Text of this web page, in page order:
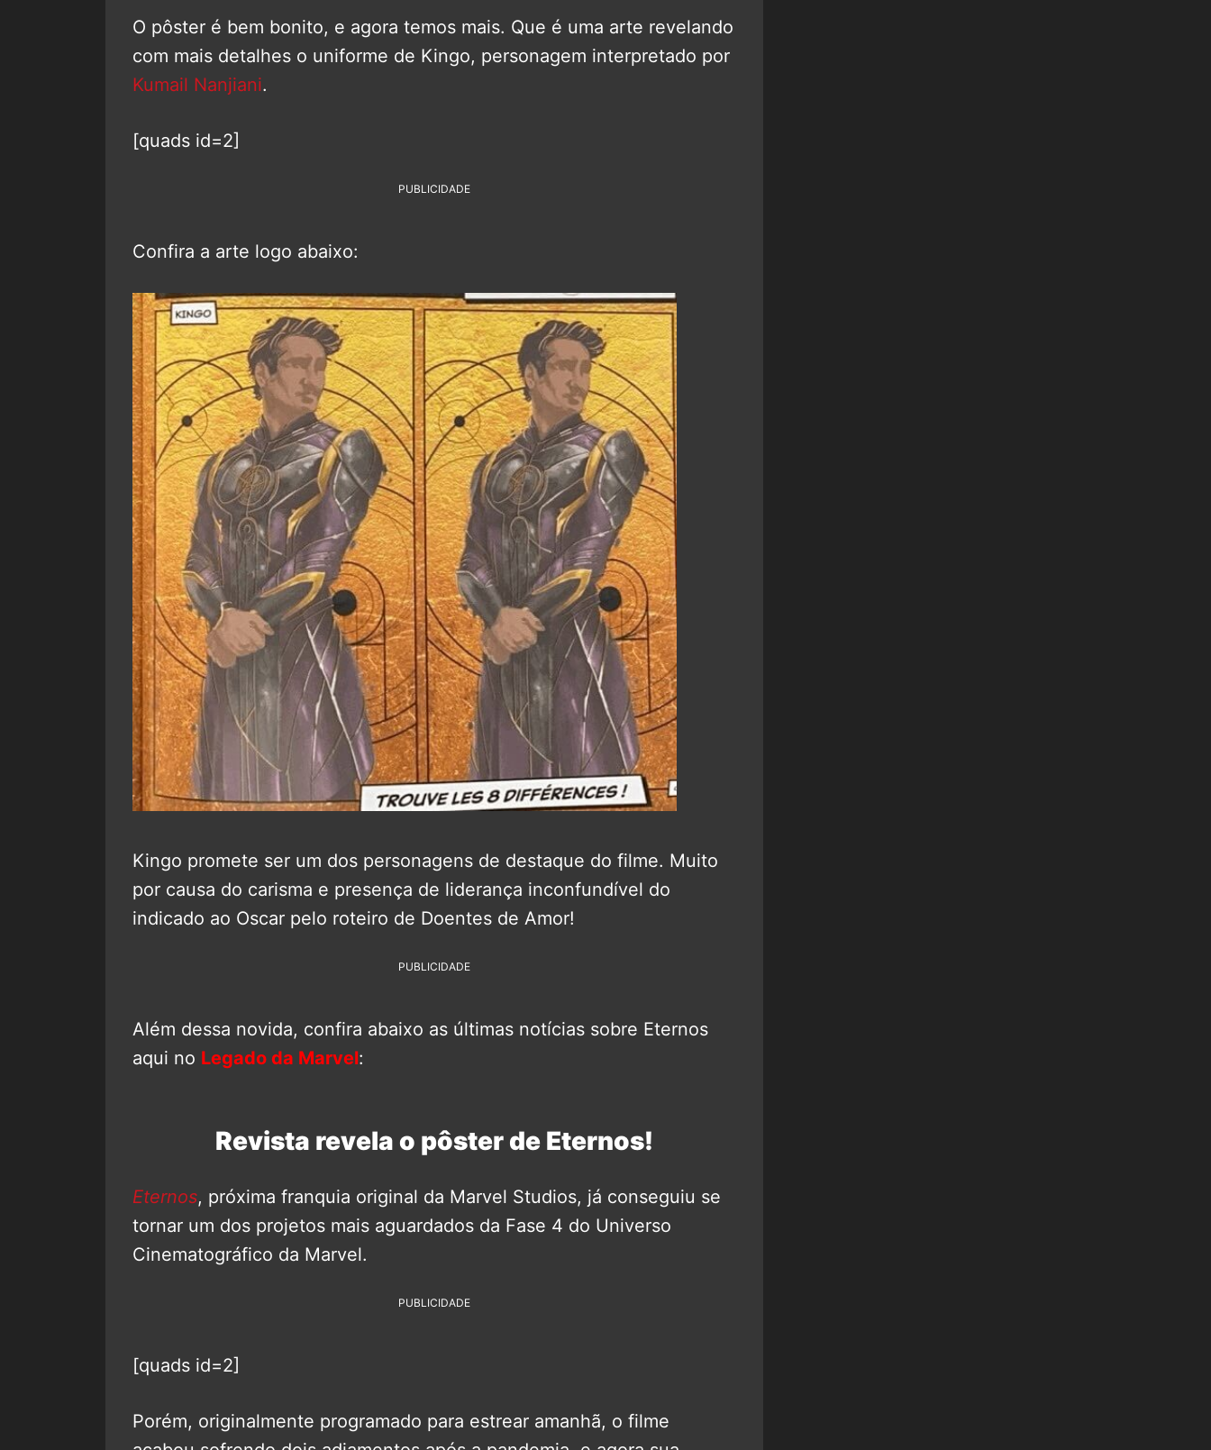
O pôster é bem bonito, e agora temos mais. Que é uma arte revelando
com mais detalhes o uniforme de Kingo, personagem interpretado por
Kumail Nanjiani.
[quads id=2]
PUBLICIDADE
Confira a arte logo abaixo:
Kingo promete ser um dos personagens de destaque do filme. Muito
por causa do carisma e presença de liderança inconfundível do
indicado ao Oscar pelo roteiro de Doentes de Amor!
PUBLICIDADE
Além dessa novida, confira abaixo as últimas notícias sobre Eternos
aqui no Legado da Marvel:
Revista revela o pôster de Eternos!
Eternos, próxima franquia original da Marvel Studios, já conseguiu se
tornar um dos projetos mais aguardados da Fase 4 do Universo
Cinematográfico da Marvel.
PUBLICIDADE
[quads id=2]
Porém, originalmente programado para estrear amanhã, o filme